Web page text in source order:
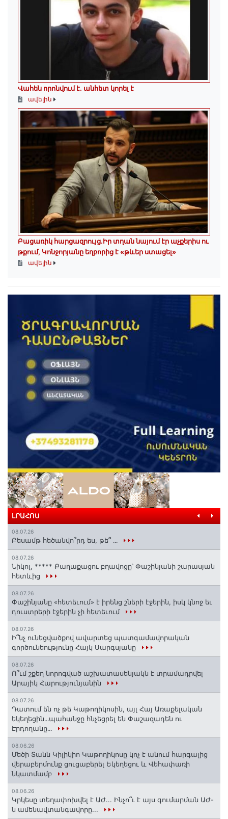
Վահեն որոնվում է․ անհետ կորել է
ավելին
Բացառիկ հարցազրույց.Իր տղան նայում էր աչքերիս ու
թքում, Կոնջորյանը եղբորից է «թևեր ստացել»
ավելին
ԼՐԱՀՈՍ
08.07.26
Բեսամթ հեծանվո՞րդ ես, թե՞ ․․․
08.07.26
Նիկոլ, ***** Քաղաքացու բղավոցը՝ Փաշինյանի շարասյան
հետևից
08.07.26
Փաշինյանը «հետեւում» է իրենց շների էջերին, իսկ կնոջ եւ
դուստրերի էջերին չի հետեւում
08.07.26
Ի՞նչ ունեցվածքով ավարտեց պատգամավորական
գործունեությունը Հայկ Սարգսյանը
08.07.26
Ո՞ւմ շքեղ նորոգված աշխատասենյակն է տրամադրվել
Արայիկ Հարությունյանին
08.07.26
Դատում են ոչ թե Կաթողիկոսին, այլ Հայ Առաքելական
եկեղեցին․․․պահանջը հնչեցրել են Փաշազադեն ու
Էրդողանը․․․
08.06.26
Մեծի Տանն Կիլիկիո Կաթողիկոսը կոչ է անում հարգալից
վերաբերմունք ցուցաբերել Եկեղեցու և Վեհափառի
նկատմամբ
08.06.26
Կրկեսը տեղափոխվել է ԱԺ... Ինչո՞ւ է այս գումարման ԱԺ-
ն ամենավտանգավորը...